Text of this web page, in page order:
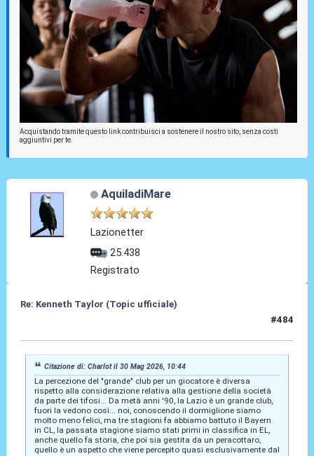
Acquistando tramite questo link contribuisci a sostenere il nostro sito, senza costi
aggiuntivi per te.
AquiladiMare
Lazionetter
25.438
Registrato
Re: Kenneth Taylor (Topic ufficiale)
#484
Citazione di: Charlot il 30 Mag 2026, 10:44
La percezione del "grande" club per un giocatore è diversa
rispetto alla considerazione relativa alla gestione della società
da parte dei tifosi... Da metà anni '90, la Lazio è un grande club,
fuori la vedono così... noi, conoscendo il dormiglione siamo
molto meno felici, ma tre stagioni fa abbiamo battuto il Bayern
in CL, la passata stagione siamo stati primi in classifica in EL,
anche quello fa storia, che poi sia gestita da un peracottaro,
quello è un aspetto che viene percepito quasi esclusivamente dal